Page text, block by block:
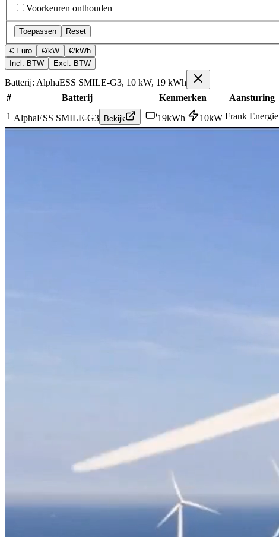
Voorkeuren onthouden
Toepassen Reset
€ Euro €/kW
€/kWh
Incl. BTW
Excl. BTW
Batterij: AlphaESS SMILE-G3, 10 kW, 19 kWh
#
Batterij Kenmerken Aansturing
1 AlphaESS SMILE-G3 Bekijk 19kWh 10kW Frank Energie